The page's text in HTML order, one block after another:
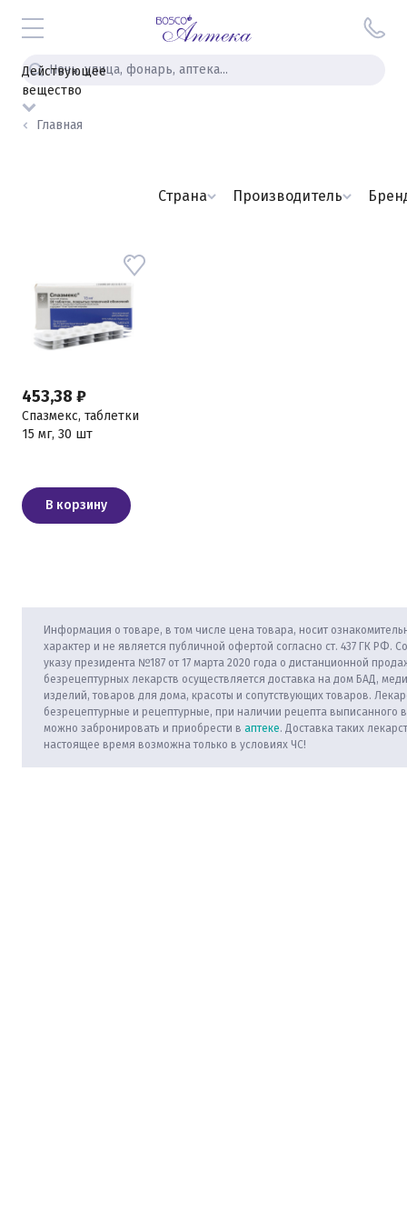
Главная
Действующее
вещество
Страна Производитель
453,38 ₽
Спазмекс, таблетки
15 мг, 30 шт
В корзину
Информация о товаре, в том числе цена товара, носит
характер и не является публичной офертой согласно ст. 437 ГК РФ.
указу президента №187 от 17 марта 2020 года о дистанционной
безрецептурных лекарств осуществляется доставка на дом БАД,
изделий, товаров для дома, красоты и сопутствующих товаров.
безрецептурные и рецептурные, при наличии рецепта выписанного
можно забронировать и приобрести в аптеке. Доставка таких
настоящее время возможна только в условиях ЧС!